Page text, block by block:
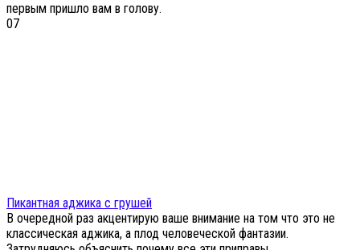
первым пришло вам в голову.
07
Пикантная аджика с грушей
В очередной раз акцентирую ваше внимание на том что это не
классическая аджика, а плод человеческой фантазии.